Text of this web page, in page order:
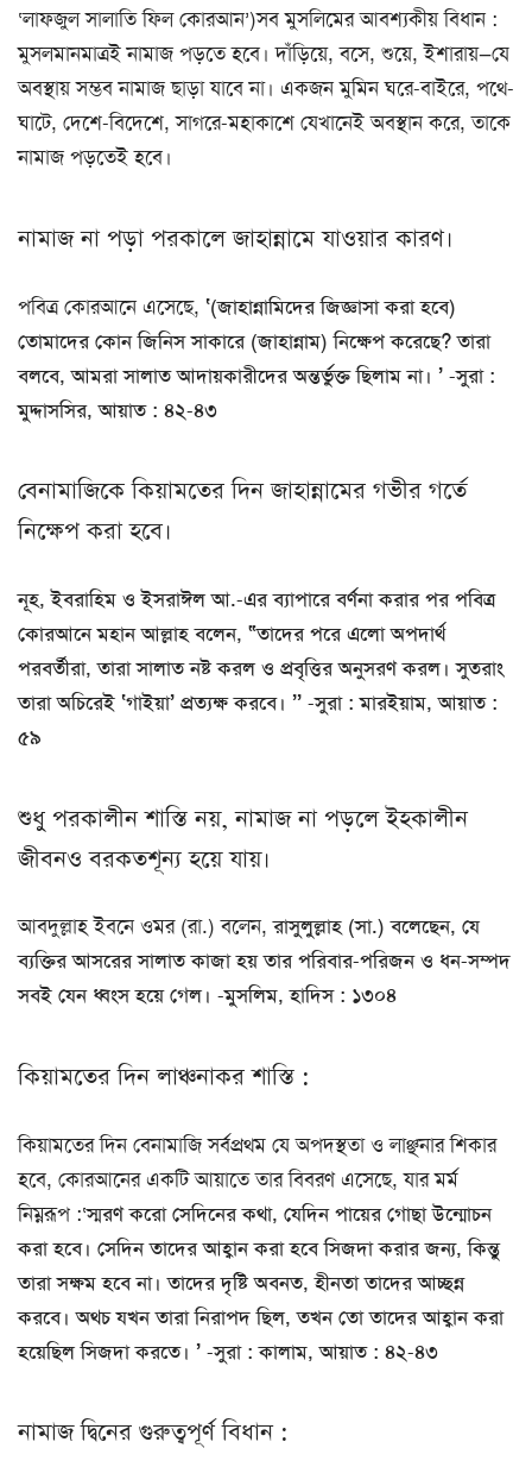
‘লাফজুল সালাতি ফিল কোরআন’)সব মুসলিমের আবশ্যকীয় বিধান :
মুসলমানমাত্রই নামাজ পড়তে হবে। দাঁড়িয়ে, বসে, শুয়ে, ইশারায়—যে
অবস্থায় সম্ভব নামাজ ছাড়া যাবে না। একজন মুমিন ঘরে-বাইরে, পথে-
ঘাটে, দেশে-বিদেশে, সাগরে-মহাকাশে যেখানেই অবস্থান করে, তাকে
নামাজ পড়তেই হবে।
নামাজ না পড়া পরকালে জাহান্নামে যাওয়ার কারণ।
পবিত্র কোরআনে এসেছে, ‘(জাহান্নামিদের জিজ্ঞাসা করা হবে)
তোমাদের কোন জিনিস সাকারে (জাহান্নাম) নিক্ষেপ করেছে? তারা
বলবে, আমরা সালাত আদায়কারীদের অন্তর্ভুক্ত ছিলাম না। ’ -সুরা :
মুদ্দাসসির, আয়াত : ৪২-৪৩
বেনামাজিকে কিয়ামতের দিন জাহান্নামের গভীর গর্তে
নিক্ষেপ করা হবে।
নূহ, ইবরাহিম ও ইসরাঈল আ.-এর ব্যাপারে বর্ণনা করার পর পবিত্র
কোরআনে মহান আল্লাহ বলেন, “তাদের পরে এলো অপদার্থ
পরবর্তীরা, তারা সালাত নষ্ট করল ও প্রবৃত্তির অনুসরণ করল। সুতরাং
তারা অচিরেই ‘গাইয়া’ প্রত্যক্ষ করবে। ’’ -সুরা : মারইয়াম, আয়াত :
৫৯
শুধু পরকালীন শাস্তি নয়, নামাজ না পড়লে ইহকালীন
জীবনও বরকতশূন্য হয়ে যায়।
আবদুল্লাহ ইবনে ওমর (রা.) বলেন,রাসুলুল্লাহ (সা.) বলেছেন, যে
ব্যক্তির আসরের সালাত কাজা হয় তার পরিবার-পরিজন ও ধন-সম্পদ
সবই যেন ধ্বংস হয়ে গেল। -মুসলিম, হাদিস : ১৩০৪
কিয়ামতের দিন লাঞ্চনাকর শাস্তি :
কিয়ামতের দিন বেনামাজি সর্বপ্রথম যে অপদস্থতা ও লাঞ্ছনার শিকার
হবে, কোরআনের একটি আয়াতে তার বিবরণ এসেছে, যার মর্ম
নিম্নরূপ :‘স্মরণ করো সেদিনের কথা, যেদিন পায়ের গোছা উন্মোচন
করা হবে। সেদিন তাদের আহ্বান করা হবে সিজদা করার জন্য, কিন্তু
তারা সক্ষম হবে না। তাদের দৃষ্টি অবনত, হীনতা তাদের আচ্ছন্ন
করবে। অথচ যখন তারা নিরাপদ ছিল, তখন তো তাদের আহ্বান করা
হয়েছিল সিজদা করতে। ’ -সুরা : কালাম, আয়াত : ৪২-৪৩
নামাজ দ্বিনের গুরুত্বপূর্ণ বিধান :